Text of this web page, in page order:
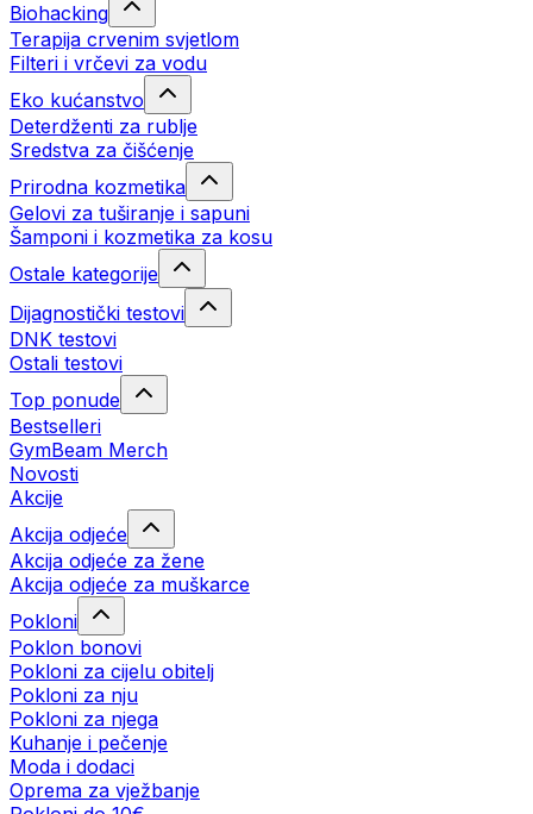
Biohacking
Terapija crvenim svjetlom
Filteri i vrčevi za vodu
Eko kućanstvo
Deterdženti za rublje
Sredstva za čišćenje
Prirodna kozmetika
Gelovi za tuširanje i sapuni
Šamponi i kozmetika za kosu
Ostale kategorije
Dijagnostički testovi
DNK testovi
Ostali testovi
Top ponude
Bestselleri
GymBeam Merch
Novosti
Akcije
Akcija odjeće
Akcija odjeće za žene
Akcija odjeće za muškarce
Pokloni
Poklon bonovi
Pokloni za cijelu obitelj
Pokloni za nju
Pokloni za njega
Kuhanje i pečenje
Moda i dodaci
Oprema za vježbanje